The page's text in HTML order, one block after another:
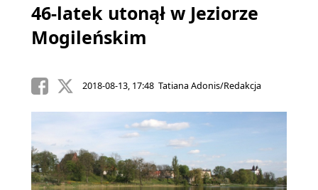
46-latek utonął w Jeziorze
Mogileńskim
2018-08-13, 17:48 Tatiana Adonis/Redakcja